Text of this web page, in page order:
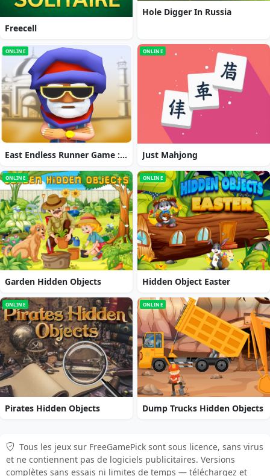
Freecell
Hole Digger In Russia
ONLINE
East Endless Runner Game : Prince Rash Adventure
ONLINE
Just Mahjong
ONLINE
Garden Hidden Objects
ONLINE
Hidden Object Easter
ONLINE
Pirates Hidden Objects
ONLINE
Dump Trucks Hidden Objects
Tous les jeux sur FreeGamePick sont sous licence, sans virus
et ne contiennent pas de logiciels publicitaires. Versions
complètes sans essais ni limites de temps — téléchargez et